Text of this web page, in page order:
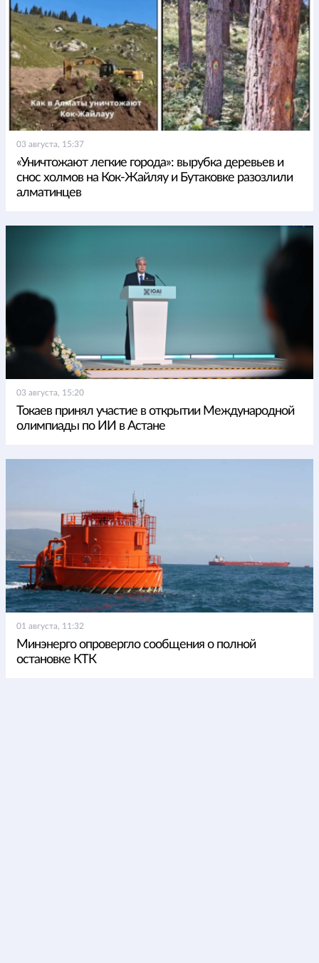
03 августа, 15:37
«Уничтожают легкие города»: вырубка деревьев и
снос холмов на Кок-Жайляу и Бутаковке разозлили
алматинцев
03 августа, 15:20
Токаев принял участие в открытии Международной
олимпиады по ИИ в Астане
01 августа, 11:32
Минэнерго опровергло сообщения о полной
остановке КТК